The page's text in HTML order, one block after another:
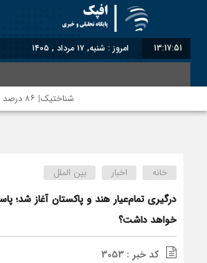
13:17:51 امروز : شنبه, ۱۷ مرداد , ۱۴۰۵
شناختیک| ۸۶ درصد مهاجران حامی ایران در جنگ؛ ۷۵ درصد مهاجران دولت چهاردهم را خیرخواه خود نمی‌دانند
خانه
اخبار بین الملل
درگیری تمام‌عیار هند و پاکستان آغاز شد؛
خواهد داشت؟
کد خبر : 3053